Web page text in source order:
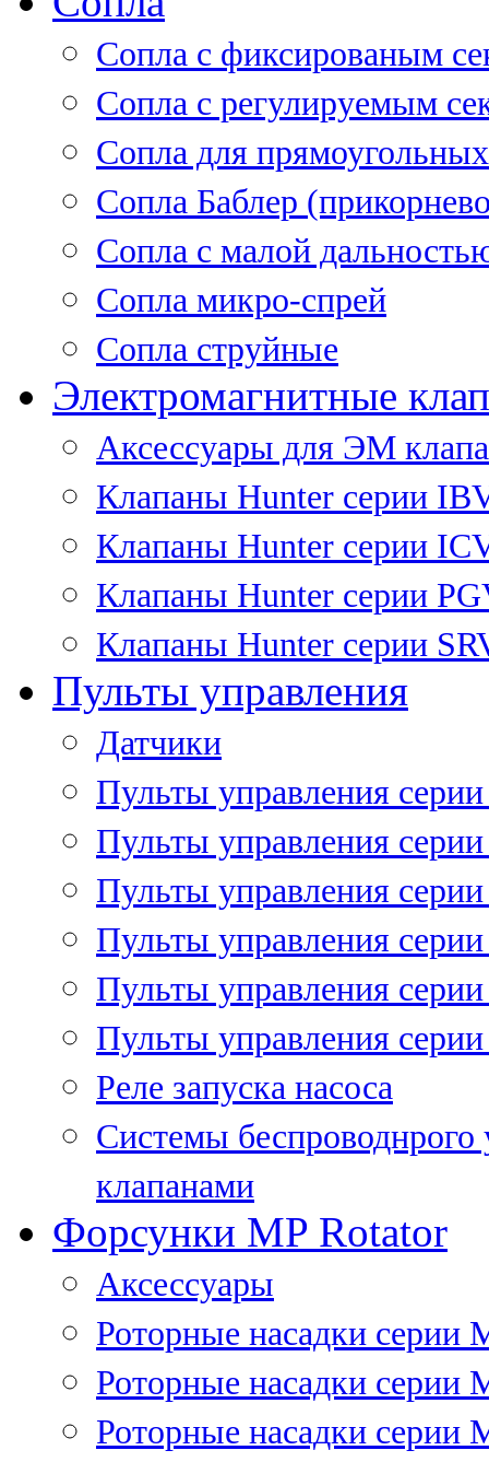
Cопла с фиксированым
Сопла с регулируемым
Сопла для
Сопла Баблер
Сопла с малой
Сопла микро-спрей
Сопла струйные
Электромагнитные
Аксессуары для ЭМ
Клапаны Hunter серии
Клапаны Hunter серии
Клапаны Hunter серии
Клапаны Hunter серии
Пульты управления
Датчики
Пульты управления
Пульты управления
Пульты управления
Пульты управления
Пульты управления
Пульты управления
Реле запуска насоса
Системы
клапанами
Форсунки MP Rotator
Аксессуары
Роторные насадки серии
Роторные насадки серии
Роторные насадки серии